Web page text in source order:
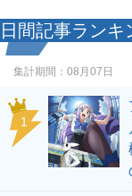
日間記事ランキ
集計期間： 08月07日
1